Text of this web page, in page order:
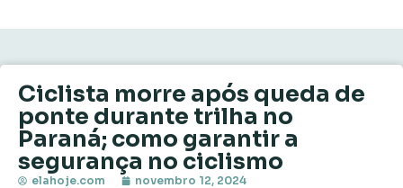
Ciclista morre após queda de
ponte durante trilha no
Paraná; como garantir a
segurança no ciclismo
elahoje.com novembro 12, 2024